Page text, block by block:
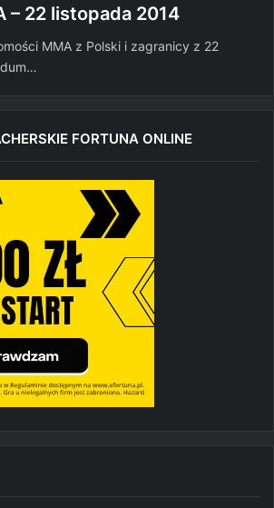
– 22 listopada 2014
MMA z Polski i zagranicy z 22
FORTUNA ONLINE